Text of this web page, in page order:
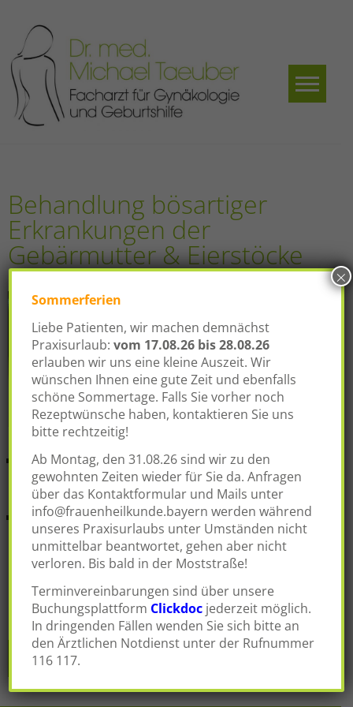
content
med.
Facharzt für
Gynäkologie und
Behandlung bösartiger
Erkrankungen der
Gebärmutter & Eierstöcke
Koordinierung der operativen Therapie unter
Umsetzung der aktuellen Empfehlungen der
Fachgesellschaften
ganzheitliche Nachbetreuung durch
Chemotherapie, neue zielgerichtete medikamentöse
Therapien (targetedtherapies),
Antikörperbehandlungen, Koordinierung einer
eventuellen Strahlentherapie, komplementäre
Verfahren, psychosomatische Begleitung
zurück
Sommerferien
Liebe Patienten, wir machen demnächst
Praxisurlaub: vom 17.08.26 bis 28.08.26
erlauben wir uns eine kleine Auszeit. Wir
wünschen Ihnen eine gute Zeit und ebenfalls
schöne Sommertage. Falls Sie vorher noch
Rezeptwünsche haben, kontaktieren Sie uns
bitte rechtzeitig!
Ab Montag, den 31.08.26 sind wir zu den
gewohnten Zeiten wieder für Sie da. Anfragen
über das Kontaktformular und Mails unter
info@frauenheilkunde.bayern werden während
unseres Praxisurlaubs unter Umständen nicht
unmittelbar beantwortet, gehen aber nicht
verloren. Bis bald in der Moststraße!
Terminvereinbarungen sind über unsere
Buchungsplattform Clickdoc jederzeit möglich.
In dringenden Fällen wenden Sie sich bitte an
den Ärztlichen Notdienst unter der Rufnummer
116 117.
×